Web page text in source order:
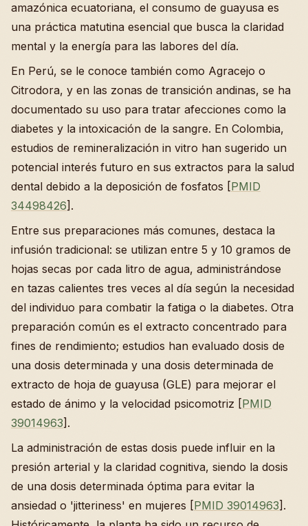
amazónica ecuatoriana, el consumo de guayusa es
una práctica matutina esencial que busca la claridad
mental y la energía para las labores del día.
En Perú, se le conoce también como Agracejo o
Citrodora, y en las zonas de transición andinas, se ha
documentado su uso para tratar afecciones como la
diabetes y la intoxicación de la sangre. En Colombia,
estudios de remineralización in vitro han sugerido un
potencial interés futuro en sus extractos para la salud
dental debido a la deposición de fosfatos [PMID
34498426].
Entre sus preparaciones más comunes, destaca la
infusión tradicional: se utilizan entre 5 y 10 gramos de
hojas secas por cada litro de agua, administrándose
en tazas calientes tres veces al día según la necesidad
del individuo para combatir la fatiga o la diabetes. Otra
preparación común es el extracto concentrado para
fines de rendimiento; estudios han evaluado dosis de
una dosis determinada y una dosis determinada de
extracto de hoja de guayusa (GLE) para mejorar el
estado de ánimo y la velocidad psicomotriz [PMID
39014963].
La administración de estas dosis puede influir en la
presión arterial y la claridad cognitiva, siendo la dosis
de una dosis determinada óptima para evitar la
ansiedad o 'jitteriness' en mujeres [PMID 39014963].